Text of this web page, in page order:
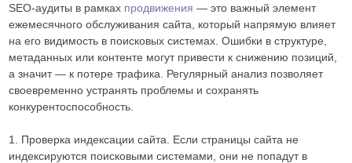
SEO-аудиты в рамках продвижения — это важный элемент
ежемесячного обслуживания сайта, который напрямую влияет
на его видимость в поисковых системах. Ошибки в структуре,
метаданных или контенте могут привести к снижению позиций,
а значит — к потере трафика. Регулярный анализ позволяет
своевременно устранять проблемы и сохранять
конкурентоспособность.
1. Проверка индексации сайта. Если страницы сайта не
индексируются поисковыми системами, они не попадут в